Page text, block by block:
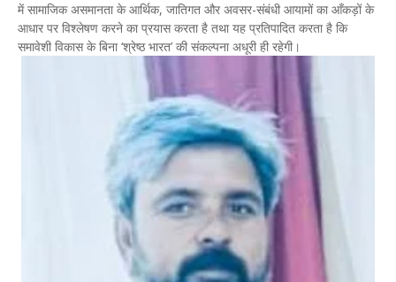
में सामाजिक असमानता के आर्थिक, जातिगत और अवसर-संबंधी आयामों का आँकड़ों के
आधार पर विश्लेषण करने का प्रयास करता है तथा यह प्रतिपादित करता है कि
समावेशी विकास के बिना ‘श्रेष्ठ भारत’ की संकल्पना अधूरी ही रहेगी।